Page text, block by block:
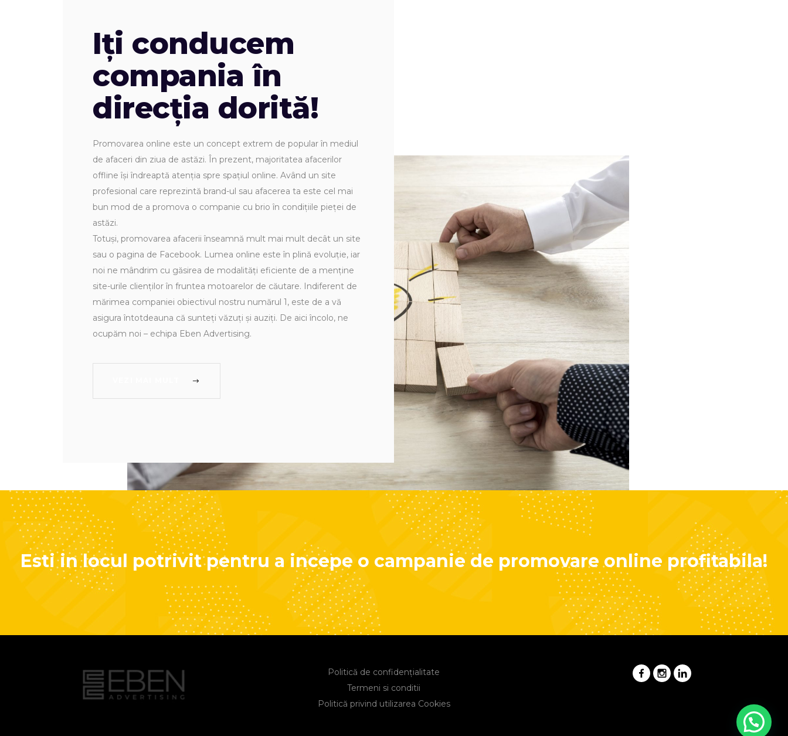
Iți conducem
compania în
direcția dorită!
Promovarea online este un concept extrem de popular în mediul
de afaceri din ziua de astăzi. În prezent, majoritatea afacerilor
offline își îndreaptă atenția spre spațiul online. Având un site
profesional care reprezintă brand-ul sau afacerea ta este cel mai
bun mod de a promova o companie cu brio în condițiile pieței de
astăzi.
Totuși, promovarea afacerii înseamnă mult mai mult decât un site
sau o pagina de Facebook. Lumea online este în plină evoluție, iar
noi ne mândrim cu găsirea de modalități eficiente de a menține
site-urile clienților în fruntea motoarelor de căutare. Indiferent de
mărimea companiei obiectivul nostru numărul 1, este de a vă
asigura întotdeauna că sunteți văzuți și auziți. De aici încolo, ne
ocupăm noi – echipa Eben Advertising.
Esti in locul potrivit pentru a incepe o campanie de promovare online profitabila!
Politică de confidențialitate
Termeni si conditii
Politică privind utilizarea Cookies